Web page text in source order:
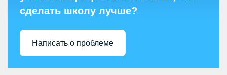
сделать школу лучше?
Написать о проблеме